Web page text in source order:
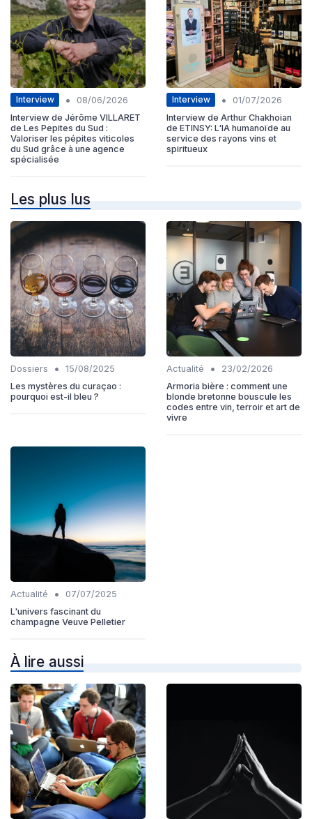
Interview •
08/06/2026
Interview de Jérôme VILLARET
de Les Pepites du Sud :
Valoriser les pépites viticoles
du Sud grâce à une agence
spécialisée
Interview •
01/07/2026
Interview de Arthur Chakhoian
de ETINSY: L'IA humanoïde au
service des rayons vins et
spiritueux
Les plus lus
Dossiers •
15/08/2025
Les mystères du curaçao :
pourquoi est-il bleu ?
Actualité •
23/02/2026
Armoria bière : comment une
blonde bretonne bouscule les
codes entre vin, terroir et art de
vivre
Actualité •
07/07/2025
L'univers fascinant du
champagne Veuve Pelletier
À lire aussi